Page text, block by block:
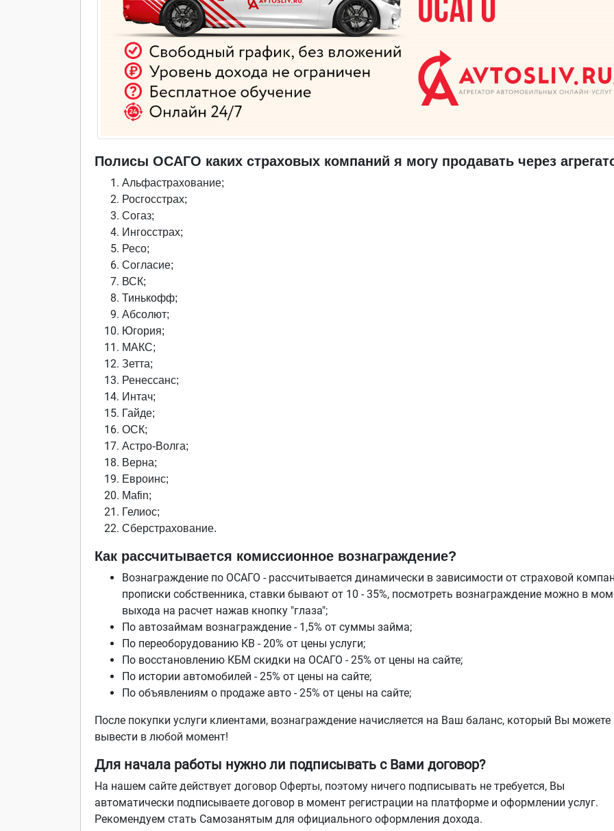
Полисы ОСАГО каких страховых компаний я могу продавать через
Альфастрахование;
Росгосстрах;
Согаз;
Ингосстрах;
Ресо;
Согласие;
ВСК;
Тинькофф;
Абсолют;
Югория;
МАКС;
Зетта;
Ренессанс;
Интач;
Гайде;
ОСК;
Астро-Волга;
Верна;
Евроинс;
Mafin;
Гелиос;
Сберстрахование.
Как рассчитывается комиссионное вознаграждение?
Вознаграждение по ОСАГО - рассчитывается динамически в зависимости от страховой
прописки собственника, ставки бывают от 10 - 35%, посмотреть вознаграждение можно в
выхода на расчет нажав кнопку "глаза";
По автозаймам вознаграждение - 1,5% от суммы займа;
По переоборудованию КВ - 20% от цены услуги;
По восстановлению КБМ скидки на ОСАГО - 25% от цены на сайте;
По истории автомобилей - 25% от цены на сайте;
По объявлениям о продаже авто - 25% от цены на сайте;
После покупки услуги клиентами, вознаграждение начисляется на Ваш баланс, который Вы можете
вывести в любой момент!
Для начала работы нужно ли подписывать с Вами договор?
На нашем сайте действует договор Оферты, поэтому ничего подписывать не требуется, Вы
автоматически подписываете договор в момент регистрации на платформе и оформлении услуг.
Рекомендуем стать Самозанятым для официального оформления дохода.